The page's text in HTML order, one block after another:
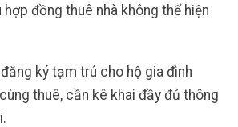
hợp đồng thuê nhà không thể hiện
ký tạm trú cho hộ gia đình
thuê, cần kê khai đầy đủ thông